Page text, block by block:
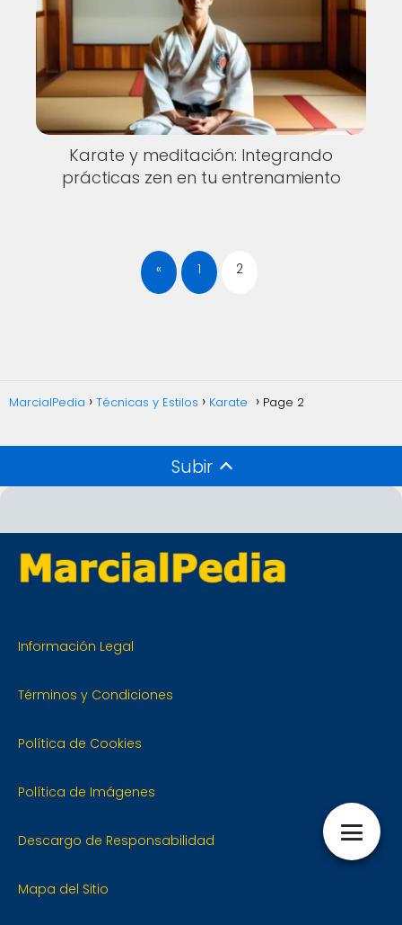
Karate y meditación: Integrando
prácticas zen en tu entrenamiento
« 1 2
MarcialPedia Técnicas y Estilos Karate Page 2
Subir
Información Legal
Términos y Condiciones
Política de Cookies
Política de Imágenes
Descargo de Responsabilidad
Mapa del Sitio